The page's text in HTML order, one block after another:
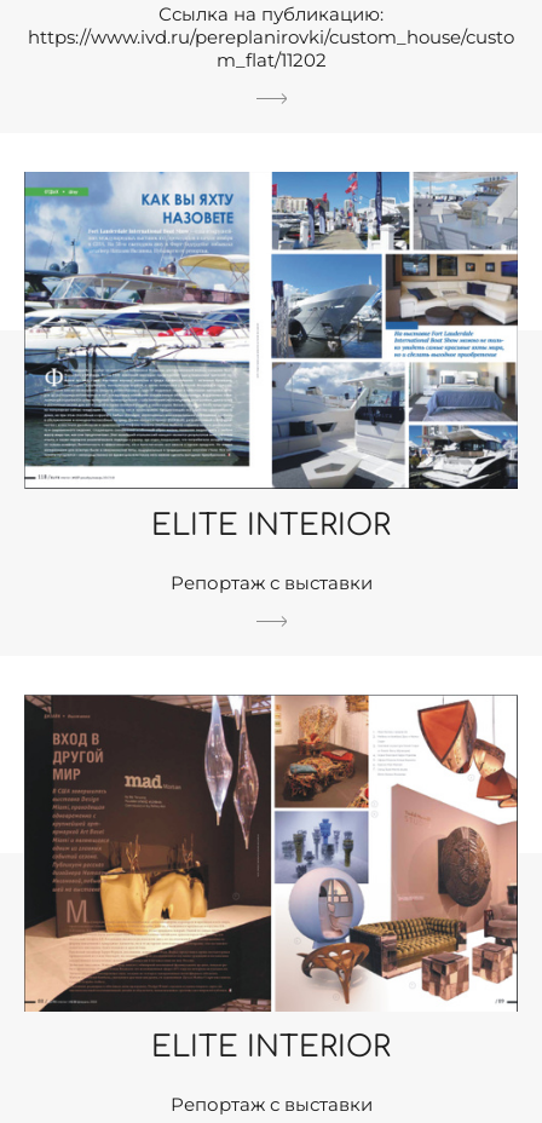
Ссылка на публикацию:
https://www.ivd.ru/pereplanirovki/custom_house/custo
m_flat/11202
ELITE INTERIOR
Репортаж с выставки
ELITE INTERIOR
Репортаж с выставки